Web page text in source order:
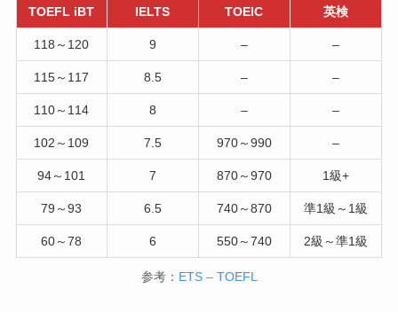
TOEFL iBT IELTS TOEIC 英検
118～120 9 – –
115～117 8.5 – –
110～114 8 – –
102～109 7.5 970～990 –
94～101 7 870～970 1級+
79～93 6.5 740～870 準1級～1級
60～78 6 550～740 2級～準1級
参考： ETS – TOEFL